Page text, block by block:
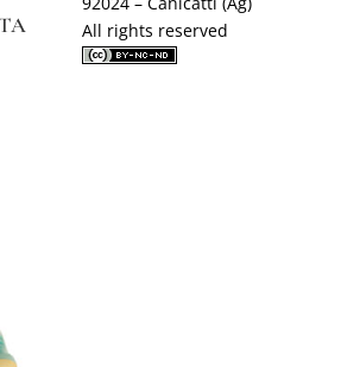
All rights reserved